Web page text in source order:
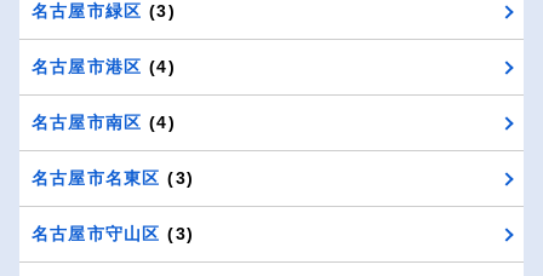
名古屋市緑区 (3)
名古屋市港区 (4)
名古屋市南区 (4)
名古屋市名東区 (3)
名古屋市守山区 (3)